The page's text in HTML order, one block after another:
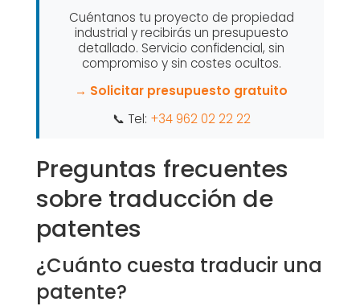
Cuéntanos tu proyecto de propiedad
industrial y recibirás un presupuesto
detallado. Servicio confidencial, sin
compromiso y sin costes ocultos.
→ Solicitar presupuesto gratuito
📞 Tel: +34 962 02 22 22
Preguntas frecuentes
sobre traducción de
patentes
¿Cuánto cuesta traducir una
patente?